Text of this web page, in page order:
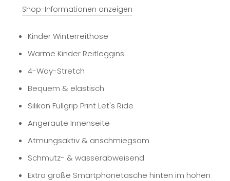
Shop-Informationen anzeigen
Kinder Winterreithose
Warme Kinder Reitleggins
4-Way-Stretch
Bequem & elastisch
Silikon Fullgrip Print Let's Ride
Angeraute Innenseite
Atmungsaktiv & anschmiegsam
Schmutz- & wasserabweisend
Extra große Smartphonetasche hinten im hohen